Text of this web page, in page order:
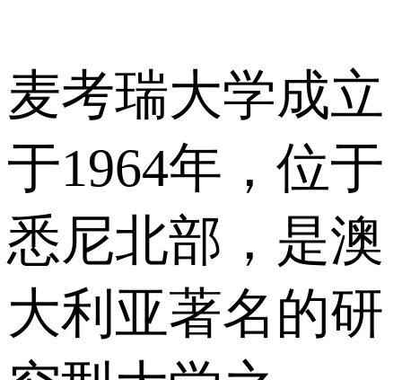
麦考瑞大学成立
于1964年，位于
悉尼北部，是澳
大利亚著名的研